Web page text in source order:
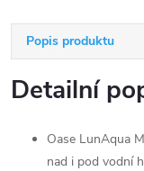
Popis produktu
Detailní
Oase LunAqua
nad i pod vodní